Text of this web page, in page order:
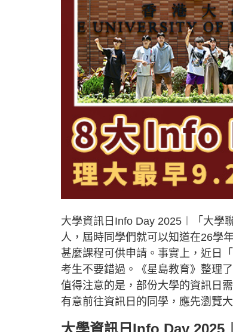
大學資訊日Info Day 2025︱「大學
人，屆時同學們就可以知道在26學
甚麼課程可供申請。事實上，近日
考生不要錯過。《星島教育》整理
值得注意的是，部份大學的資訊日
有意前往資訊日的同學，應先瀏覽
大學資訊日Info Day